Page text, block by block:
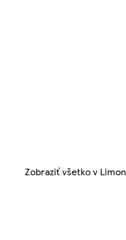
Zobraziť všetko v